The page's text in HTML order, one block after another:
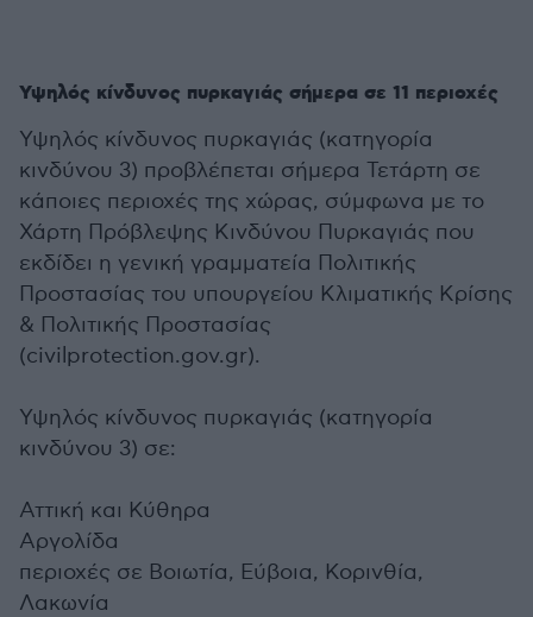
Υψηλός κίνδυνος πυρκαγιάς σήμερα σε 11 περιοχές
Υψηλός κίνδυνος πυρκαγιάς (κατηγορία
κινδύνου 3) προβλέπεται σήμερα Τετάρτη σε
κάποιες περιοχές της χώρας, σύμφωνα με το
Χάρτη Πρόβλεψης Κινδύνου Πυρκαγιάς που
εκδίδει η γενική γραμματεία Πολιτικής
Προστασίας του υπουργείου Κλιματικής Κρίσης
& Πολιτικής Προστασίας
(civilprotection.gov.gr).
Υψηλός κίνδυνος πυρκαγιάς (κατηγορία
κινδύνου 3) σε:
Αττική και Κύθηρα
Αργολίδα
περιοχές σε Βοιωτία, Εύβοια, Κορινθία,
Λακωνία